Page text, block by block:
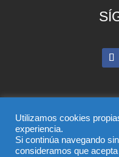
© Partido Popular de
Utilizamos cookies
experiencia.
Si continúa navegando
consideramos que